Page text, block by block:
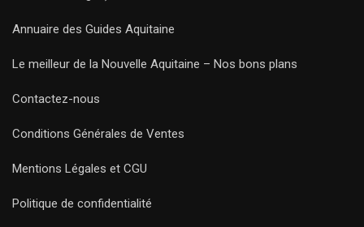
Annuaire des Guides Aquitaine
Le meilleur de la Nouvelle Aquitaine – Nos bons plans
Contactez-nous
Conditions Générales de Ventes
Mentions Légales et CGU
Politique de confidentialité